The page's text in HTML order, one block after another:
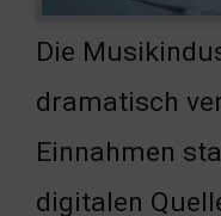
Die
dramatisch
Einnahmen
digitalen